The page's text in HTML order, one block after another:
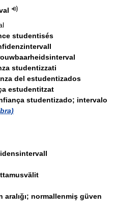
studentisés
studentizzati
del estudentizados
estudentitzat
studentizado; intervalo
aralığı; normallenmiş güven